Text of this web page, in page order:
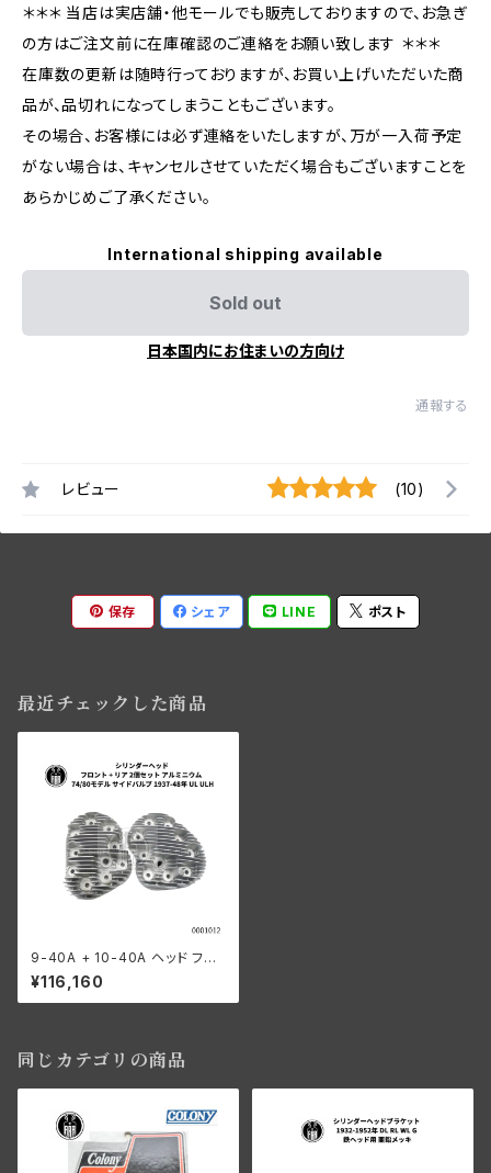
＊＊＊ 当店は実店舗・他モールでも販売しておりますので、お急ぎ
の方はご注文前に在庫確認のご連絡をお願い致します ＊＊＊
在庫数の更新は随時行っておりますが、お買い上げいただいた商
品が、品切れになってしまうこともございます。
その場合、お客様には必ず連絡をいたしますが、万が一入荷予定
がない場合は、キャンセルさせていただく場合もございますことを
あらかじめご了承ください。
International shipping available
Sold out
日本国内にお住まいの方向け
通報する
レビュー (10)
保存 シェア LINE ポスト
最近チェックした商品
9-40A + 10-40A ヘッド フロ
ント + リア 2個セット 74"/80"
サイドバルブ アルミニウム 193
7-48年 UL/ULH
¥116,160
同じカテゴリの商品